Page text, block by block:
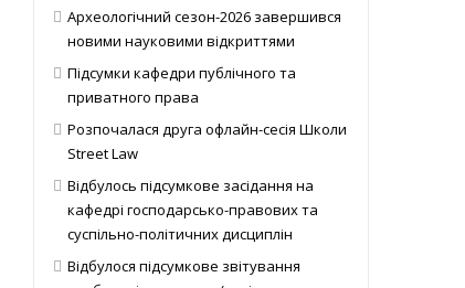
Археологічний сезон-2026 завершився
новими науковими відкриттями
Підсумки кафедри публічного та
приватного права
Розпочалася друга офлайн-сесія Школи
Street Law
Відбулось підсумкове засідання на
кафедрі господарсько-правових та
суспільно-політичних дисциплін
Відбулося підсумкове звітування